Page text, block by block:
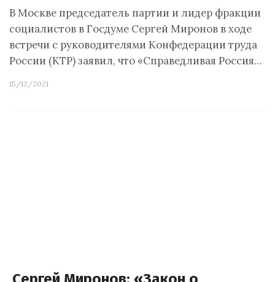
В Москве председатель партии и лидер фракции
социалистов в Госдуме Сергей Миронов в ходе
встречи с руководителями Конфедерации труда
России (КТР) заявил, что «Справедливая Россия…
15/12/2021